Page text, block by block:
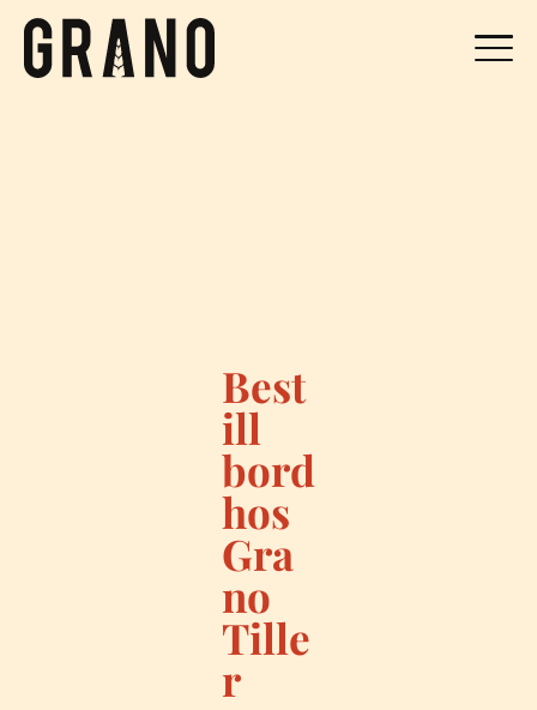
Best
ill
bord
hos
Gra
no
Tille
r